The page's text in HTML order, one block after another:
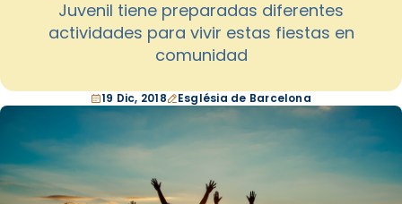
Juvenil tiene preparadas diferentes
actividades para vivir estas fiestas en
comunidad
19 Dic, 2018 Església de Barcelona